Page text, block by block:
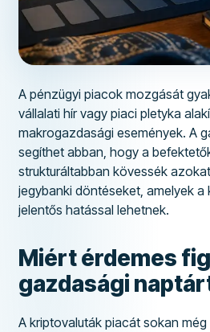
A pénzügyi piacok mozgását
vállalati hír vagy piaci pletyka
makrogazdasági események. A
segíthet abban, hogy a
strukturáltabban kövessék
jegybanki döntéseket, amelyek a
jelentős hatással lehetnek.
Miért érdemes
gazdasági
A kriptovaluták piacát sokan